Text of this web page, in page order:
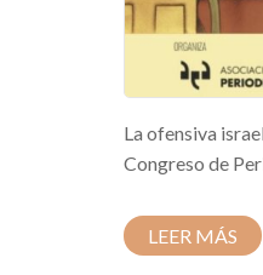
La ofensiva
Congreso de
LEER MÁS